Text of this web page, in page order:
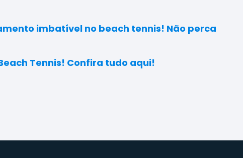
imbatível no beach tennis! Não perca
Tennis! Confira tudo aqui!